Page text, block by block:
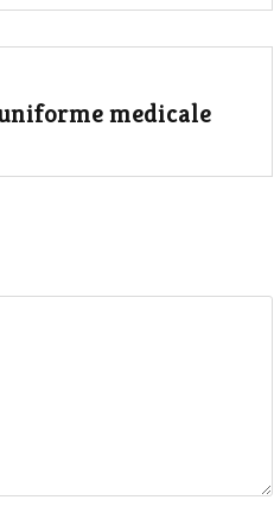
medicale